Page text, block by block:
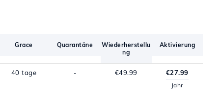
Grace Quarantäne
Wiederherstellu
ng
Aktivierung
40 tage - €49.99 €27.99
Jahr